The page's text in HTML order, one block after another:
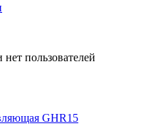
пользователей
GHR15